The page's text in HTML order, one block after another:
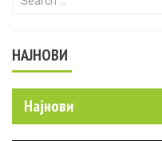
НАЈНОВИ
Најнови